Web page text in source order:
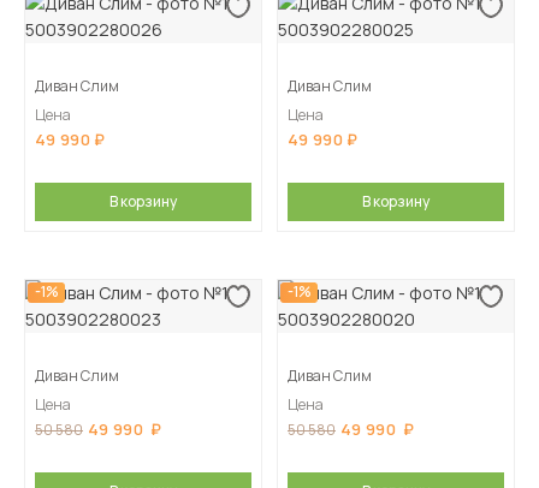
Диван Слим
Цена
49 990
В корзину
Диван Слим
Цена
49 990
В корзину
-1%
Диван Слим
Цена
50 580 49 990
-1%
Диван Слим
Цена
50 580 49 990